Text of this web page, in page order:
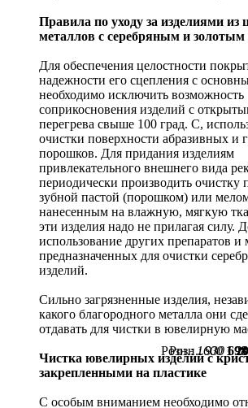
Розн.:1600 1
Розн.:930 698
Правила по уходу за изделиями из
металлов с серебряным и
Для обеспечения целостности
надежности его сцепления с
необходимо исключить возможность
соприкосновения изделий с
перегрева свыше 100 град. С,
очистки поверхности абразивных и
порошков. Для придания изделиям
привлекательного внешнего вида
периодически производить очистку
зубной пастой (порошком) или
нанесенным на влажную, мягкую
эти изделия надо не прилагая силу.
использование других препаратов и
предназначенных для очистки
изделий.
Сильно загрязненные изделия,
какого благородного металла они
отдавать для чистки в ювелирную
Чистка ювелирных изделий с
закрепленными на пластике
С особым вниманием необходимо